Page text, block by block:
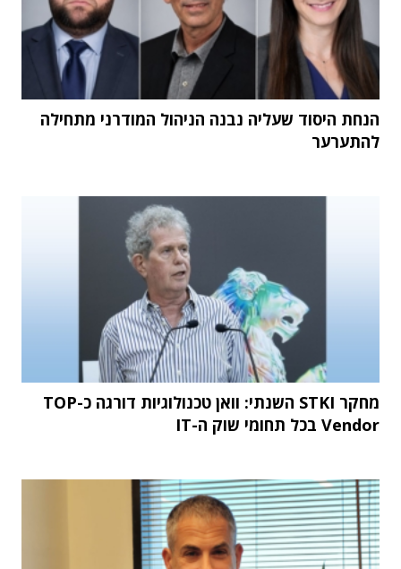
הנחת היסוד שעליה נבנה הניהול המודרני מתחילה
להתערער
מחקר STKI השנתי: וואן טכנולוגיות דורגה כ-TOP
Vendor בכל תחומי שוק ה-IT